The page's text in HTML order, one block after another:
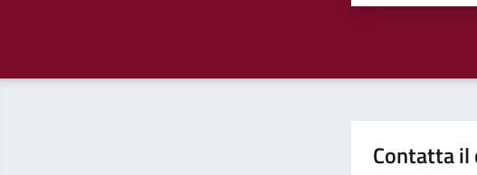
Contatta il